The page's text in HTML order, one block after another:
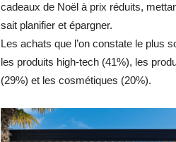
cadeaux de Noël à prix réduits,
sait planifier et épargner.
Les achats que l’on constate le plus
les produits high-tech (41%), les
(29%) et les cosmétiques (20%).